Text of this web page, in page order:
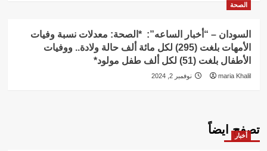
الصحة
السودان – “أخبار الساعه”: *الصحة: معدلات نسبة وفيات
الأمهات بلغت (295) لكل مائة ألف حالة ولادة.. ووفيات
الأطفال بلغت (51) لكل ألف طفل مولود*
maria Khalil نوفمبر 2, 2024
تصفح ايضاً
أخبار